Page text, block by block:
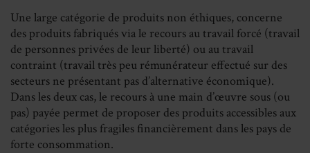
Une large catégorie de produits non éthiques, concerne
des produits fabriqués via le recours au travail forcé (travail
de personnes privées de leur liberté) ou au travail
contraint (travail très peu rémunérateur effectué sur des
secteurs ne présentant pas d’alternative économique).
Dans les deux cas, le recours à une main d’œuvre sous (ou
pas) payée permet de proposer des produits accessibles aux
catégories les plus fragiles financièrement dans les pays de
forte consommation.